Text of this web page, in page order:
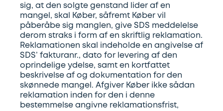
sig, at den solgte genstand lider af en
mangel, skal Køber, såfremt Køber vil
påberåbe sig manglen, give SDS meddelelse
derom straks i form af en skriftlig reklamation.
Reklamationen skal indeholde en angivelse af
SDS’ fakturanr., dato for levering af den
oprindelige ydelse, samt en kortfattet
beskrivelse af og dokumentation for den
skønnede mangel. Afgiver Køber ikke sådan
reklamation inden for den i denne
bestemmelse angivne reklamationsfrist,